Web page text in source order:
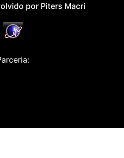
por Piters Macri